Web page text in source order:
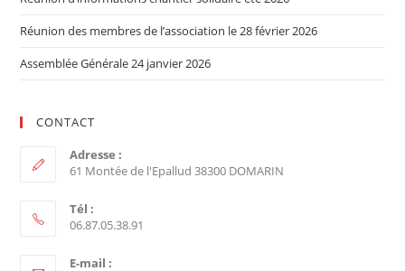
Réunion des membres de l’association le 28 février 2026
Assemblée Générale 24 janvier 2026
CONTACT
Adresse :
61 Montée de l'Epallud 38300 DOMARIN
Tél :
06.87.05.38.91
E-mail :